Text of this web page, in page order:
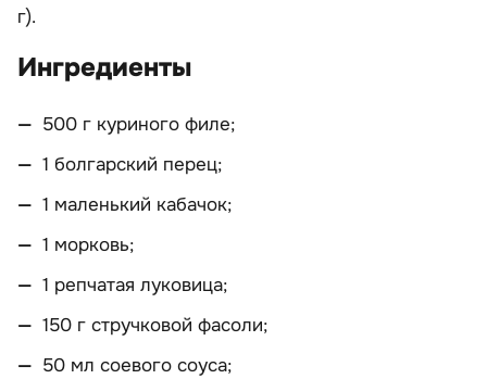
г).
Ингредиенты
500 г куриного филе;
1 болгарский перец;
1 маленький кабачок;
1 морковь;
1 репчатая луковица;
150 г стручковой фасоли;
50 мл соевого соуса;